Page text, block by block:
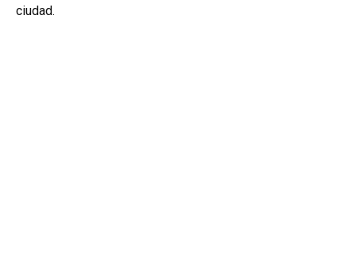
ciudad.